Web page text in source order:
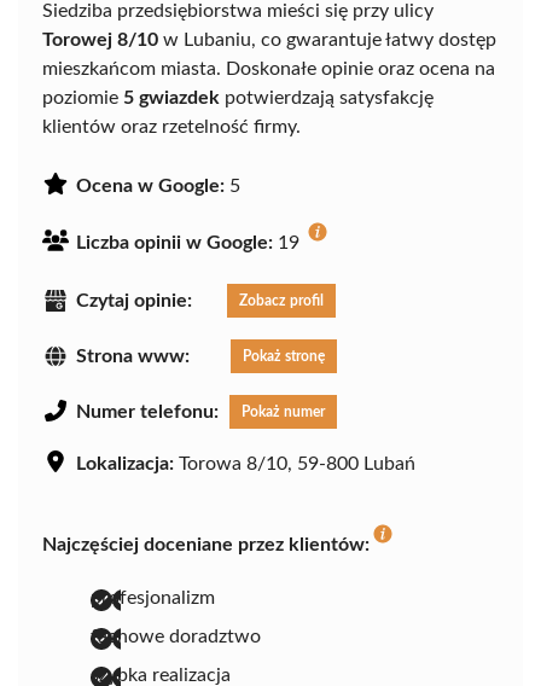
Siedziba przedsiębiorstwa mieści się przy ulicy
Torowej 8/10 w Lubaniu, co gwarantuje łatwy dostęp
mieszkańcom miasta. Doskonałe opinie oraz ocena na
poziomie 5 gwiazdek potwierdzają satysfakcję
klientów oraz rzetelność firmy.
Ocena w Google: 5
Liczba opinii w Google: 19
Czytaj opinie: Zobacz profil
Strona www: Pokaż stronę
Numer telefonu: Pokaż numer
Lokalizacja: Torowa 8/10, 59-800 Lubań
Najczęściej doceniane przez klientów:
profesjonalizm
fachowe doradztwo
szybka realizacja